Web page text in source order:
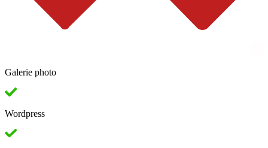
Galerie photo
Wordpress